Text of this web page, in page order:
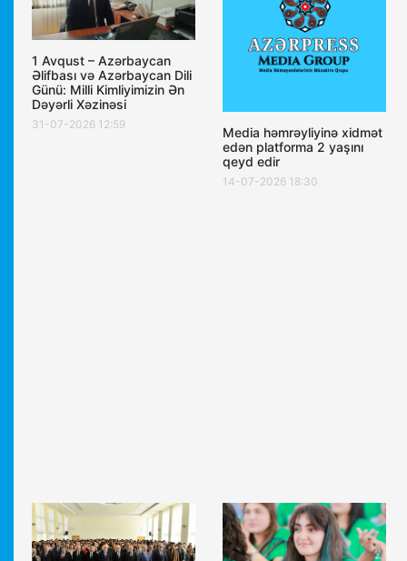
1 Avqust – Azərbaycan
Əlifbası və Azərbaycan Dili
Günü: Milli Kimliyimizin Ən
Dəyərli Xəzinəsi
31-07-2026 12:59
Media həmrəyliyinə xidmət
edən platforma 2 yaşını
qeyd edir
14-07-2026 18:30